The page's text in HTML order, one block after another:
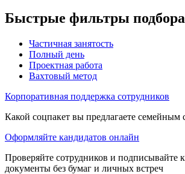
Быстрые фильтры
Частичная занятость
Полный день
Проектная работа
Вахтовый метод
Корпоративная поддержка сотрудников
Какой соцпакет вы предлагаете семейным
Оформляйте кандидатов онлайн
Проверяйте сотрудников и подписывайте
документы без бумаг и личных встреч